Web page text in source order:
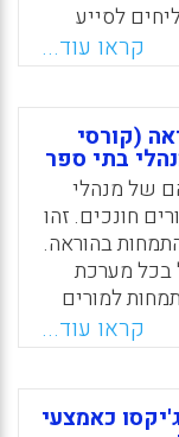
לסייע
במהלך
לסטודנטים
ההתמחות
קראו עוד...
(קורסי
בתי ספר
של מנהלי
חונכים. זהו
בהוראה.
לפעול בכל מערכת
למורים
אחד הרכיבים
בידי
הוא חדש
פיתח
קראו עוד...
כאמצעי